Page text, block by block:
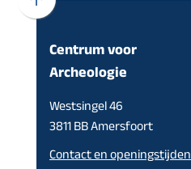
Scroll
boven
naar
begin
van
Centrum voor
Archeologie
Westsingel 46
3811 BB Amersfoort
Contact en openingstijden